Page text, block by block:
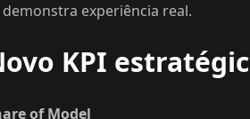
demonstra experiência real.
KPI
of Model